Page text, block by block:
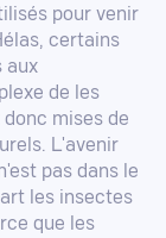
pour venir
certains
aux
de les
mises de
L'avenir
pas dans le
les insectes
que les